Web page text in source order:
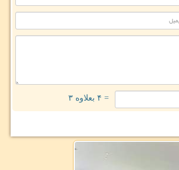
= ۴ بعلاوه ۳